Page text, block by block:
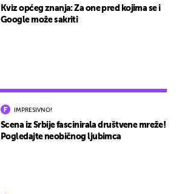
IMPRESIVNO!
Scena iz Srbije fascinirala društvene mreže!
Pogledajte neobičnog ljubimca
Kviz općeg znanja: Za one pred kojima se i
Google može sakriti